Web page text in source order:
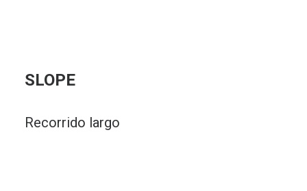
SLOPE
Recorrido largo